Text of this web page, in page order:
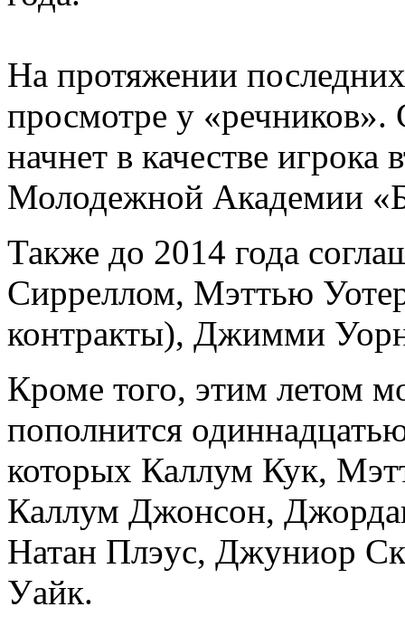
На протяжении
просмотре у
начнет в качестве игрока
Молодежной Академии
Также до 2014 года
Сирреллом, Мэттью
контракты), Джимми
Кроме того, этим летом
пополнится
которых Каллум Кук,
Каллум Джонсон,
Натан Плэус, Джуниор
Уайк.